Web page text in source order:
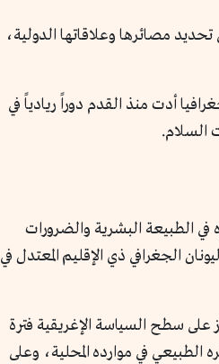
مصائرها وعلاقاتها الدولية،
أدت منذ القدم دوراً ريادياً في
السلام.
الطبيعة البشرية والضرورات
الجغرافي ذي الإقليم المعتدل في
على سطح السياسة الإغريقية فترة
في موارده المحلية، وعلى